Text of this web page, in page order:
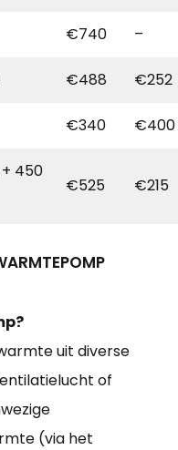
€740 –
€488 €252
€340 €400
450
€525 €215
uit diverse
of
(via het